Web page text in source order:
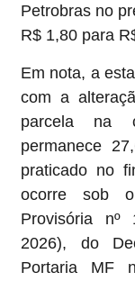
Petrobras no
R$ 1,80 para
Em nota, a
com a
parcela na
permanece
praticado no
ocorre sob
Provisória
2026), do
Portaria MF